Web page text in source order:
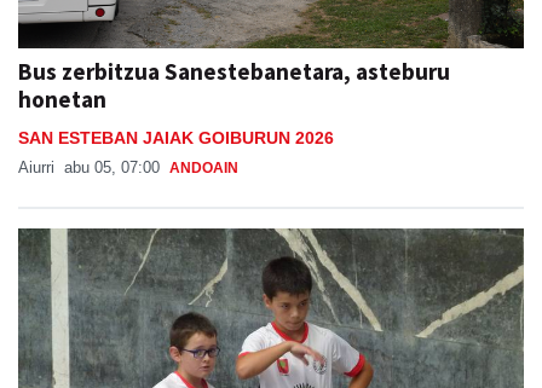
Bus zerbitzua Sanestebanetara, asteburu
honetan
SAN ESTEBAN JAIAK GOIBURUN 2026
Aiurri abu 05, 07:00 ANDOAIN